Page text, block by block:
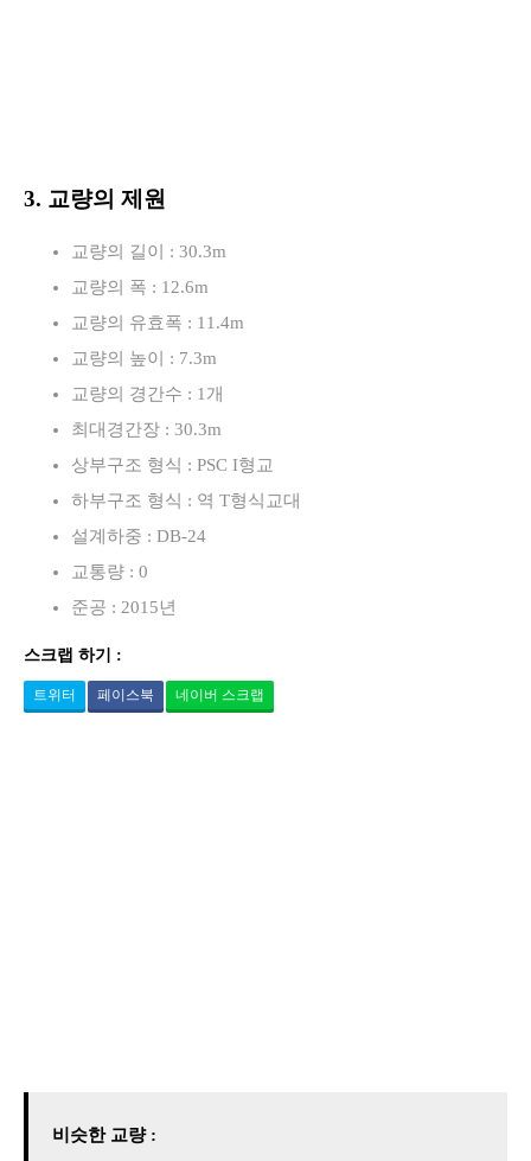
3. 교량의 제원
교량의 길이 : 30.3m
교량의 폭 : 12.6m
교량의 유효폭 : 11.4m
교량의 높이 : 7.3m
교량의 경간수 : 1개
최대경간장 : 30.3m
상부구조 형식 : PSC I형교
하부구조 형식 : 역 T형식교대
설계하중 : DB-24
교통량 : 0
준공 : 2015년
스크랩 하기 :
트위터 페이스북 네이버 스크랩
비슷한 교량 :